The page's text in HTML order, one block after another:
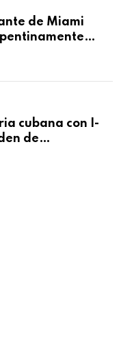
de Miami
cubana con I-
de